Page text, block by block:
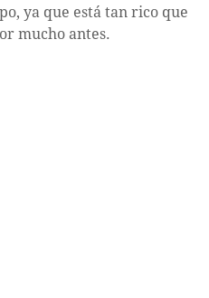
ya que está tan rico que
mucho antes.